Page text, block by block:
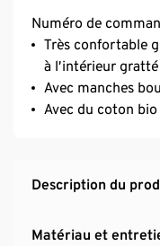
Numéro de
Très confortable
à l’intérieur gratté
Avec manches
Avec du coton bio
Description du
Matériau et